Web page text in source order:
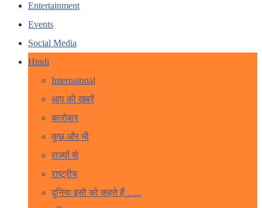
Entertainment
Events
Social Media
Hindi
Internaional
आप की खबरें
कारोबार
कुछ और भी
राज्यों से
राष्ट्रीय
दुनिया इसी को कहते हैं …..